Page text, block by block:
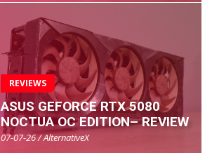
REVIEWS
ASUS GEFORCE RTX 5080
NOCTUA OC EDITION– REVIEW
07-07-26 / AlternativeX